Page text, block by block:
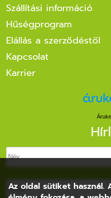
Szállítási információ
Hűségprogram
Elállás a szerződéstől
Kapcsolat
Karrier
Az oldal sütiket használ.